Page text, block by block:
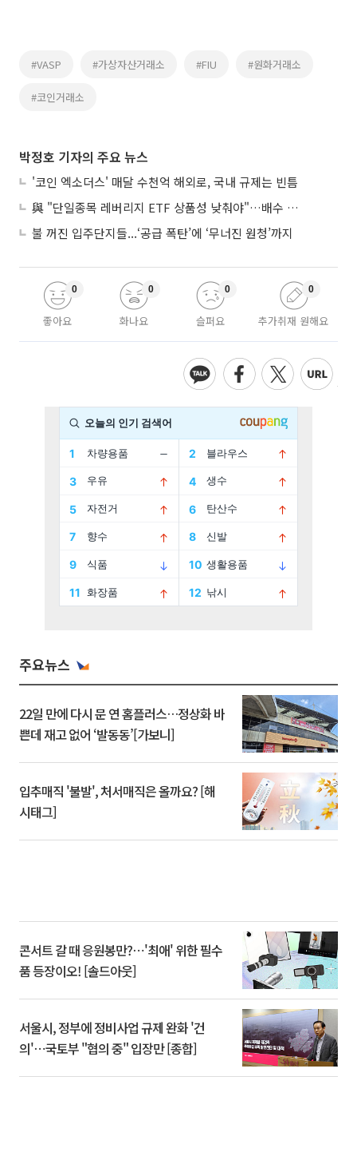
#VASP #가상자산거래소 #FIU #원화거래소
#코인거래소
박정호 기자의 주요 뉴스
'코인 엑소더스' 매달 수천억 해외로, 국내 규제는 빈틈
與 "단일종목 레버리지 ETF 상품성 낮춰야"…배수 조정안도 거론
불 꺼진 입주단지들...‘공급 폭탄’에 ‘무너진 원청’까지
좋아요
0
화나요
0
슬퍼요
0
추가취재 원해요
0
주요뉴스
22일 만에 다시 문 연 홈플러스…정상화 바
쁜데 재고 없어 ‘발동동’[가보니]
입추매직 '불발', 처서매직은 올까요? [해
시태그]
콘서트 갈 때 응원봉만?⋯'최애' 위한 필수
품 등장이오! [솔드아웃]
서울시, 정부에 정비사업 규제 완화 '건
의'⋯국토부 "협의 중" 입장만 [종합]